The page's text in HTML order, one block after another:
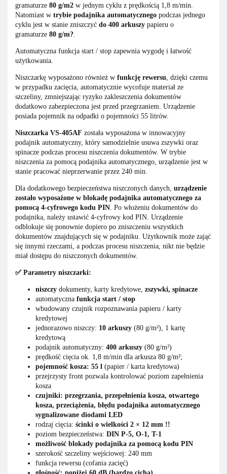
gramaturze 80 g/m2 w jednym cyklu z prędkością 1,8 m/min.
Natomiast w trybie podajnika automatycznego podczas jednego
cyklu jest w stanie zniszczyć do 400 arkuszy papieru o
gramaturze 80 g/m?
Automatyczna funkcja start / stop zapewnia wygodę i łatwość
użytkowania.
Niszczarkę wyposażono również w funkcję rewersu , dzięki czemu
w przypadku zacięcia, automatycznie wycofuje materiał ze
szczeliny, zmniejszając ryzyko zakleszczenia dokumentów
dodatkowo zabezpieczona jest przed przegrzaniem. Urządzenie
posiada pojemnik na odpadki o pojemności 55 litrów.
Niszczarka VS-405AF została wyposażona w innowacyjny
podajnik automatyczny, który samodzielnie usuwa zszywki oraz
spinacze podczas procesu niszczenia dokumentów. W trybie
niszczenia za pomocą podajnika automatycznego, urządzenie jest w
stanie pracować nieprzerwanie przez 240 min.
Dla dodatkowego bezpieczeństwa niszczonych danych, urządzenie
zostało wyposażone w blokadę podajnika automatycznego za
pomocą 4-cyfrowego kodu PIN . Po włożeniu dokumentów do
podajnika, należy ustawić 4-cyfrowy kod PIN. Urządzenie
odblokuje się ponownie dopiero po zniszczeniu wszystkich
dokumentów znajdujących się w podajniku. Użytkownik może zająć
się innymi rzeczami, a podczas procesu niszczenia, nikt nie będzie
miał dostępu do niszczonych dokumentów.
✅ Parametry niszczarki:
niszczy dokumenty, karty kredytowe, zszywki, spinacze
automatyczna funkcja start / stop
wbudowany czujnik rozpoznawania papieru / karty
kredytowej
jednorazowo niszczy: 10 arkuszy (80 g/m²), 1 kartę
kredytową
podajnik automatyczny: 400 arkuszy (80 g/m²)
prędkość cięcia ok. 1,8 m/min dla arkusza 80 g/m²;
pojemność kosza: 55 l (papier / karta kredytowa)
przejrzysty front pozwala kontrolować poziom zapełnienia
kosza
czujniki: przegrzania, przepełnienia kosza, otwartego
kosza, przeciążenia, błędu podajnika automatycznego
sygnalizowane diodami LED
rodzaj cięcia: ścinki o wielkości 2 × 12 mm !!
poziom bezpieczeństwa: DIN P-5, O-1, T-1
możliwość blokady podajnika za pomocą kodu PIN
szerokość szczeliny wejściowej: 240 mm
funkcja rewersu (cofania zacięć)